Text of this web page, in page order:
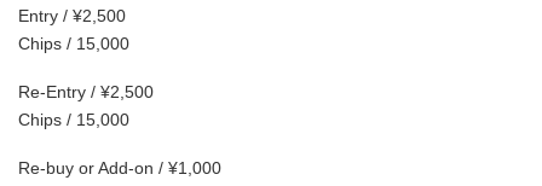
Entry / ¥2,500
Chips / 15,000
Re-Entry / ¥2,500
Chips / 15,000
Re-buy or Add-on / ¥1,000